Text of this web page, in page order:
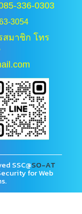
336-0303
3054
สมาชิก โทร
SSC@SO-AT
for Web